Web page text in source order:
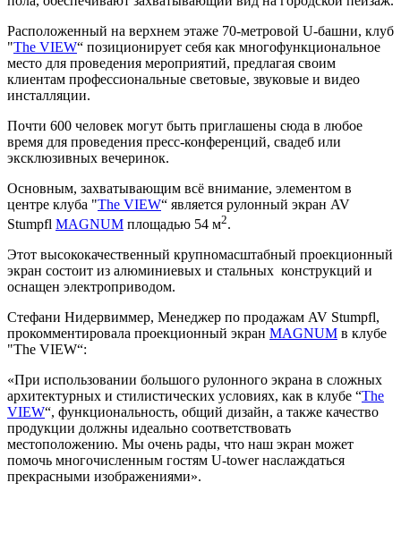
Расположенный на верхнем этаже 70-метровой U-башни, клуб
"The VIEW“ позиционирует себя как многофункциональное
место для проведения мероприятий, предлагая своим
клиентам профессиональные световые, звуковые и видео
инсталляции.
Почти 600 человек могут быть приглашены сюда в любое
время для проведения пресс-конференций, свадеб или
эксклюзивных вечеринок.
Основным, захватывающим всё внимание, элементом в
центре клуба "The VIEW“ является рулонный экран AV
Stumpfl MAGNUM площадью 54 м2.
Этот высококачественный крупномасштабный проекционный
экран состоит из алюминиевых и стальных конструкций и
оснащен электроприводом.
Стефани Нидервиммер, Менеджер по продажам AV Stumpfl,
прокомментировала проекционный экран MAGNUM в клубе
"The VIEW“:
«При использовании большого рулонного экрана в сложных
архитектурных и стилистических условиях, как в клубе “The
VIEW“, функциональность, общий дизайн, а также качество
продукции должны идеально соответствовать
местоположению. Мы очень рады, что наш экран может
помочь многочисленным гостям U-tower наслаждаться
прекрасными изображениями».